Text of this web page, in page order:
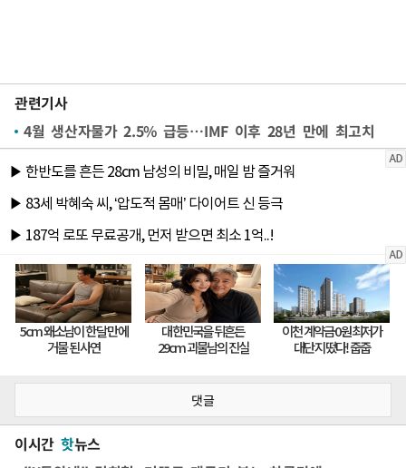
관련기사
4월 생산자물가 2.5% 급등…IMF 이후 28년 만에 최고치
댓글
이시간 핫뉴스